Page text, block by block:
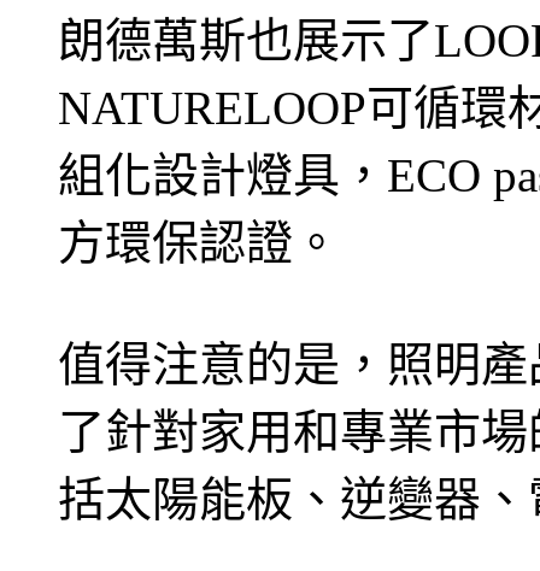
朗德萬斯也展示了
NATURELOOP可循環
組化設計燈具，ECO
方環保認證。
值得注意的是，照明
了針對家用和專業市
括太陽能板、逆變器